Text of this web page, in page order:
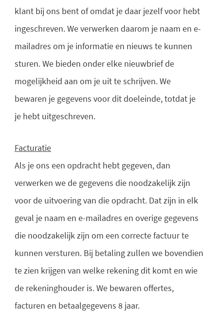
klant bij ons bent of omdat je daar jezelf voor hebt
ingeschreven. We verwerken daarom je naam en e-
mailadres om je informatie en nieuws te kunnen
sturen. We bieden onder elke nieuwbrief de
mogelijkheid aan om je uit te schrijven. We
bewaren je gegevens voor dit doeleinde, totdat je
je hebt uitgeschreven.
Facturatie
Als je ons een opdracht hebt gegeven, dan
verwerken we de gegevens die noodzakelijk zijn
voor de uitvoering van die opdracht. Dat zijn in elk
geval je naam en e-mailadres en overige gegevens
die noodzakelijk zijn om een correcte factuur te
kunnen versturen. Bij betaling zullen we bovendien
te zien krijgen van welke rekening dit komt en wie
de rekeninghouder is. We bewaren offertes,
facturen en betaalgegevens 8 jaar.